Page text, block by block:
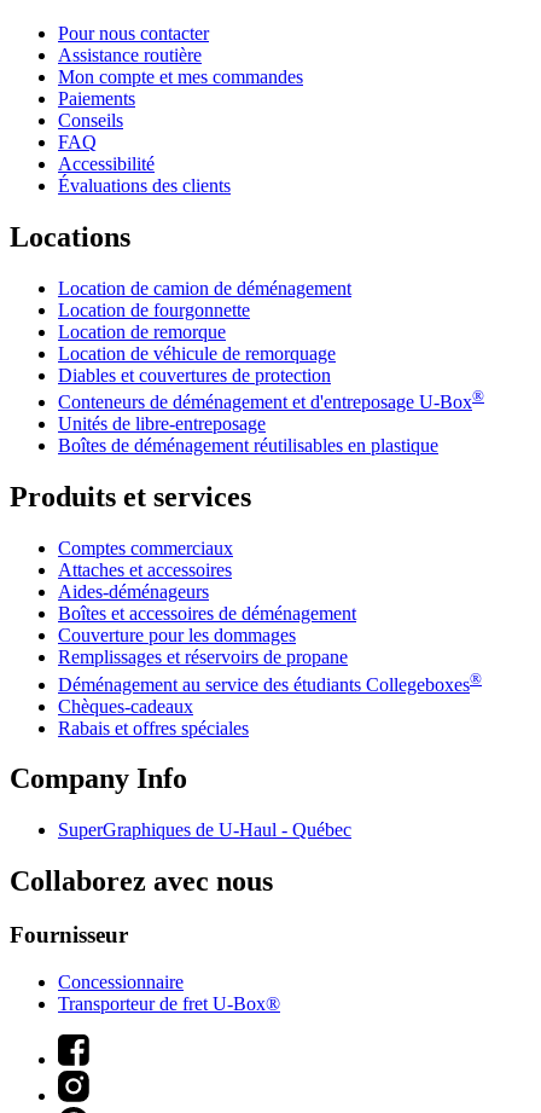
Pour nous contacter
Assistance routière
Mon compte et mes commandes
Paiements
Conseils
FAQ
Accessibilité
Évaluations des clients
Locations
Location de camion de déménagement
Location de fourgonnette
Location de remorque
Location de véhicule de remorquage
Diables et couvertures de protection
Conteneurs de déménagement et d'entreposage U-Box®
Unités de libre-entreposage
Boîtes de déménagement réutilisables en plastique
Produits et services
Comptes commerciaux
Attaches et accessoires
Aides-déménageurs
Boîtes et accessoires de déménagement
Couverture pour les dommages
Remplissages et réservoirs de propane
Déménagement au service des étudiants Collegeboxes®
Chèques-cadeaux
Rabais et offres spéciales
Company Info
SuperGraphiques de U-Haul - Québec
Collaborez avec nous
Fournisseur
Concessionnaire
Transporteur de fret U-Box®